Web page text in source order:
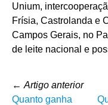
Unium,
Frísia, Castrolanda e
Campos Gerais, no
de leite nacional e
← Artigo anterior
Quanto ganha